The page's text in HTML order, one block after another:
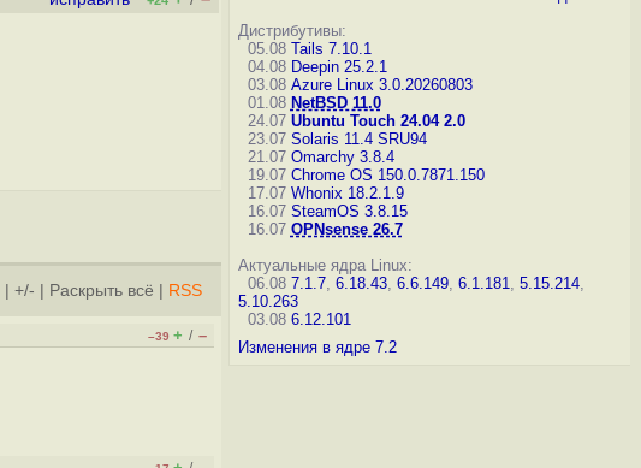
+/- Раскрыть всё RSS
–39 + / –
Дистрибутивы:
05.08 Tails 7.10.1
04.08 Deepin 25.2.1
03.08 Azure Linux 3.0.20260803
01.08 NetBSD 11.0
24.07 Ubuntu Touch 24.04 2.0
23.07 Solaris 11.4 SRU94
21.07 Omarchy 3.8.4
19.07 Chrome OS 150.0.7871.150
17.07 Whonix 18.2.1.9
16.07 SteamOS 3.8.15
16.07 OPNsense 26.7
Актуальные ядра Linux:
06.08 7.1.7, 6.18.43, 6.6.149, 6.1.181, 5.15.214,
5.10.263
03.08 6.12.101
Изменения в ядре 7.2